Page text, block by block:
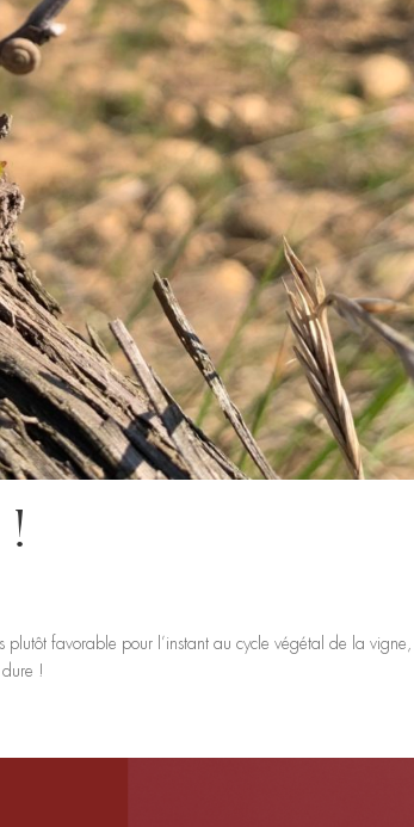
plutôt favorable pour l’instant au cycle végétal de la
!